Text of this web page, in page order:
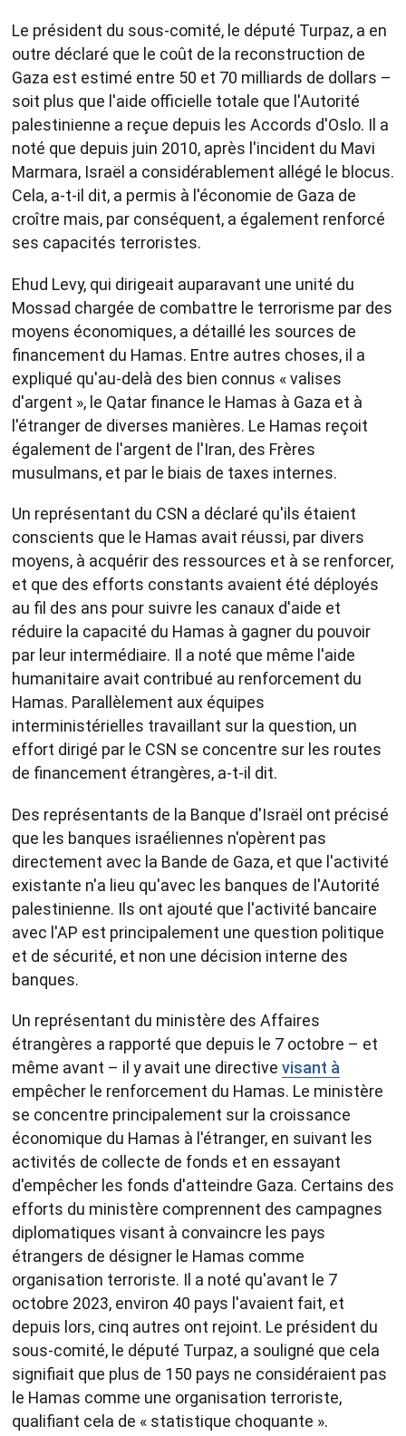
Le président du sous-comité, le député Turpaz, a en
outre déclaré que le coût de la reconstruction de
Gaza est estimé entre 50 et 70 milliards de dollars –
soit plus que l'aide officielle totale que l'Autorité
palestinienne a reçue depuis les Accords d'Oslo. Il a
noté que depuis juin 2010, après l'incident du Mavi
Marmara, Israël a considérablement allégé le blocus.
Cela, a-t-il dit, a permis à l'économie de Gaza de
croître mais, par conséquent, a également renforcé
ses capacités terroristes.
Ehud Levy, qui dirigeait auparavant une unité du
Mossad chargée de combattre le terrorisme par des
moyens économiques, a détaillé les sources de
financement du Hamas. Entre autres choses, il a
expliqué qu'au-delà des bien connus « valises
d'argent », le Qatar finance le Hamas à Gaza et à
l'étranger de diverses manières. Le Hamas reçoit
également de l'argent de l'Iran, des Frères
musulmans, et par le biais de taxes internes.
Un représentant du CSN a déclaré qu'ils étaient
conscients que le Hamas avait réussi, par divers
moyens, à acquérir des ressources et à se renforcer,
et que des efforts constants avaient été déployés
au fil des ans pour suivre les canaux d'aide et
réduire la capacité du Hamas à gagner du pouvoir
par leur intermédiaire. Il a noté que même l'aide
humanitaire avait contribué au renforcement du
Hamas. Parallèlement aux équipes
interministérielles travaillant sur la question, un
effort dirigé par le CSN se concentre sur les routes
de financement étrangères, a-t-il dit.
Des représentants de la Banque d'Israël ont précisé
que les banques israéliennes n'opèrent pas
directement avec la Bande de Gaza, et que l'activité
existante n'a lieu qu'avec les banques de l'Autorité
palestinienne. Ils ont ajouté que l'activité bancaire
avec l'AP est principalement une question politique
et de sécurité, et non une décision interne des
banques.
Un représentant du ministère des Affaires
étrangères a rapporté que depuis le 7 octobre – et
même avant – il y avait une directive visant à
empêcher le renforcement du Hamas. Le ministère
se concentre principalement sur la croissance
économique du Hamas à l'étranger, en suivant les
activités de collecte de fonds et en essayant
d'empêcher les fonds d'atteindre Gaza. Certains des
efforts du ministère comprennent des campagnes
diplomatiques visant à convaincre les pays
étrangers de désigner le Hamas comme
organisation terroriste. Il a noté qu'avant le 7
octobre 2023, environ 40 pays l'avaient fait, et
depuis lors, cinq autres ont rejoint. Le président du
sous-comité, le député Turpaz, a souligné que cela
signifiait que plus de 150 pays ne considéraient pas
le Hamas comme une organisation terroriste,
qualifiant cela de « statistique choquante ».